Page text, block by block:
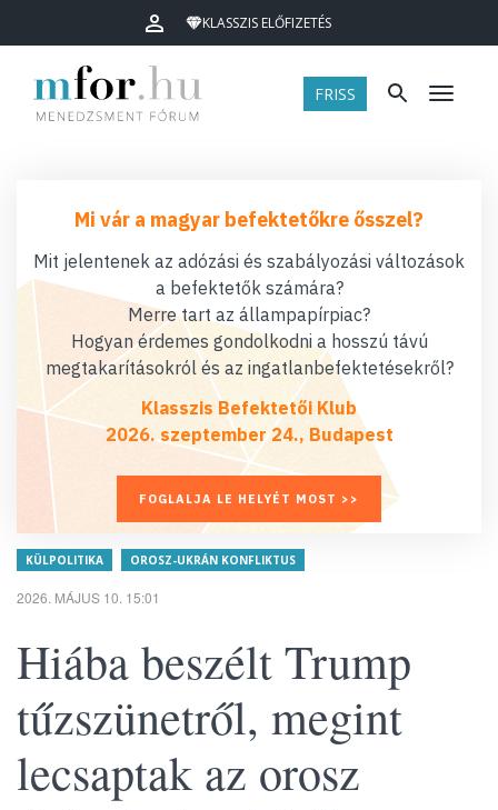
KLASSZIS ELŐFIZETÉS
FRISS Menü
Mi vár a magyar befektetőkre ősszel?
Mit jelentenek az adózási és szabályozási változások
a befektetők számára?
Merre tart az állampapírpiac?
Hogyan érdemes gondolkodni a hosszú távú
megtakarításokról és az ingatlanbefektetésekről?
Klasszis Befektetői Klub
2026. szeptember 24., Budapest
FOGLALJA LE HELYÉT MOST >>
KÜLPOLITIKA OROSZ-UKRÁN KONFLIKTUS
2026. MÁJUS 10. 15:01
Hiába beszélt Trump
tűzszünetről, megint
lecsaptak az orosz